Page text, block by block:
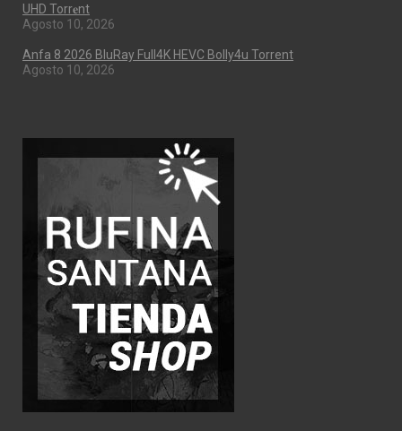
UHD Torr𝐞nt
Agosto 10, 2026
Anfa 8 2026 BluRay Full4K HEVC Bolly4u Torrent
Agosto 10, 2026